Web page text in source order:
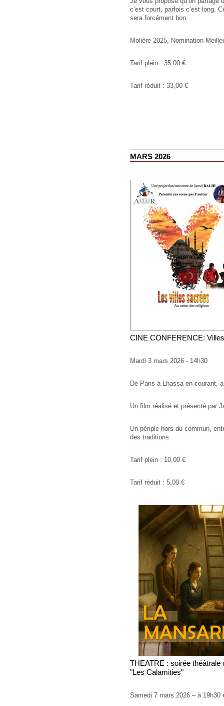
c’est court, parfois c’est long.
sera forcément bon.
Molière 2025, Nomination
Tarif plein : 35,00 €
Tarif réduit : 33,00 €
MARS 2026
CINE CONFERENCE:
Mardi 3 mars 2026 - 14h30
De Paris à Lhassa en courant,
Un film réalisé et présenté par
Un périple hors du commun,
des traditions.
Tarif plein : 10,00 €
Tarif réduit : 5,00 €
THEATRE : soirée théâtrale
"Les Calamities"
Samedi 7 mars 2026 – à